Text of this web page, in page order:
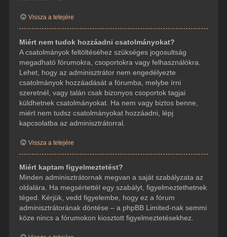
Vissza a tetejére
Miért nem tudok hozzáadni csatolmányokat?
A csatolmányok feltöltéséhez szükséges jogosultság
megadható fórumokra, csoportokra vagy felhasználókra.
Lehet, hogy az adminisztrátor nem engedélyezte
csatolmányok hozzáadását a fórumba, melybe írni
szeretnél, vagy talán csak bizonyos csoportok tagjai
küldhetnek csatolmányokat. Ha nem vagy biztos benne,
miért nem tudsz csatolmányokat hozzáadni, lépj
kapcsolatba az adminisztrátorral.
Vissza a tetejére
Miért kaptam figyelmeztetést?
Minden adminisztrátornak megvan a saját szabályzata az
oldalára. Ha megsértettél egy szabályt, figyelmeztethetnek
téged. Kérjük, vedd figyelembe, hogy ez a fórum
adminisztrátorának döntése – a phpBB Limited-nak semmi
köze nincs a fórumokon kiosztott figyelmeztetésekhez.